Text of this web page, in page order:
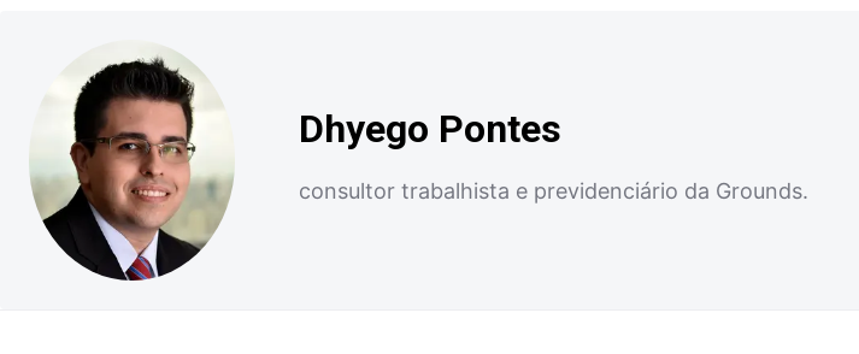
Dhyego Pontes
consultor trabalhista e previdenciário da Grounds.